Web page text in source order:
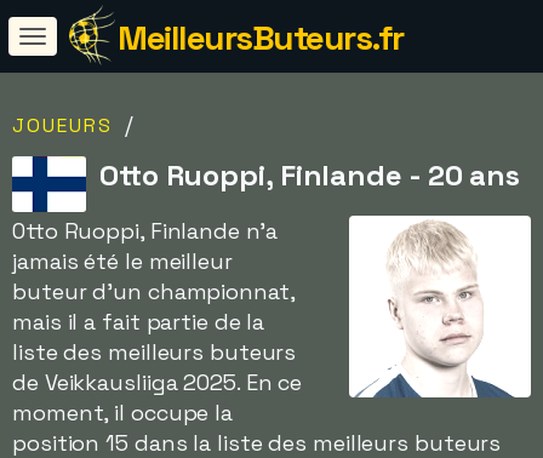
MeilleursButeurs.fr
JOUEURS /
Otto Ruoppi, Finlande - 20 ans
Otto Ruoppi, Finlande n'a
jamais été le meilleur
buteur d'un championnat,
mais il a fait partie de la
liste des meilleurs buteurs
de Veikkausliiga 2025. En ce
moment, il occupe la
position 15 dans la liste des meilleurs buteurs